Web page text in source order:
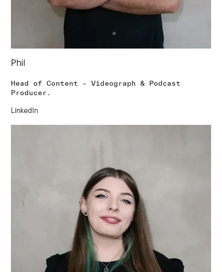
Phil
Head of Content – Videograph & Podcast
Producer.
LinkedIn